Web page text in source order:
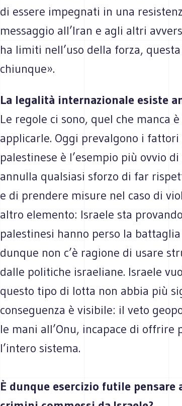
di essere impegnati in una
messaggio all’Iran e agli altri
ha limiti nell’uso della forza,
chiunque».
La legalità internazionale esiste
Le regole ci sono, quel che manca
applicarle. Oggi prevalgono i
palestinese è l’esempio più ovvio
annulla qualsiasi sforzo di far
e di prendere misure nel caso di
altro elemento: Israele sta
palestinesi hanno perso la
dunque non c’è ragione di usare
dalle politiche israeliane. Israele
questo tipo di lotta non abbia più
conseguenza è visibile: il veto
le mani all’Onu, incapace di offrire
l’intero sistema.
È dunque esercizio futile